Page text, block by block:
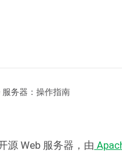
源 Web 服务器，由